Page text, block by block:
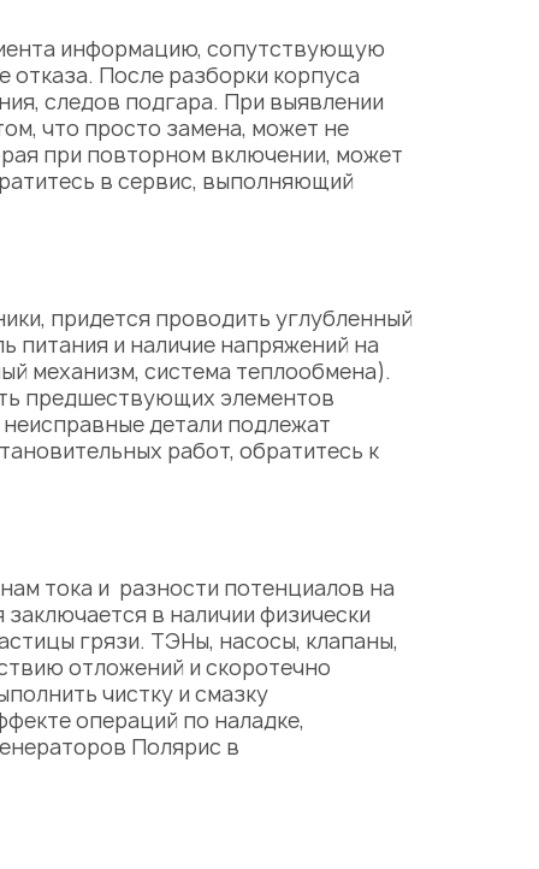
информацию, сопутствующую
После разборки корпуса
следов подгара. При выявлении
что просто замена, может не
при повторном включении, может
в сервис, выполняющий
придется проводить углубленный
питания и наличие напряжений на
механизм, система теплообмена).
предшествующих элементов
детали подлежат
работ, обратитесь к
тока и разности потенциалов на
в наличии физически
грязи. ТЭНы, насосы, клапаны,
отложений и скоротечно
чистку и смазку
операций по наладке,
Полярис в